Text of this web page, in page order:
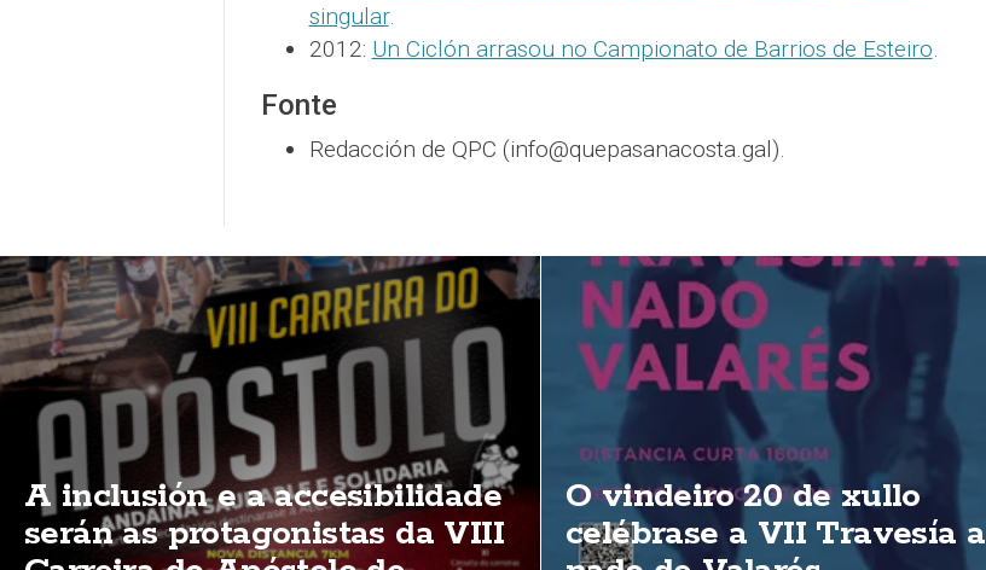
singular.
2012: Un Ciclón arrasou no Campionato de Barrios de Esteiro.
Fonte
Redacción de QPC (info@quepasanacosta.gal).
A inclusión e a accesibilidade
serán as protagonistas da VIII
O vindeiro 20 de xullo
celébrase a VII Travesía a